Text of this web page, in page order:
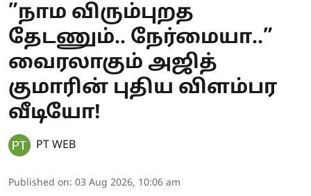
”நாம விரும்புறத
தேடணும்.. நேர்மையா..”
வைரலாகும் அஜித்
குமாரின் புதிய விளம்பர
வீடியோ!
PT WEB
Published on: 03 Aug 2026, 10:06 am